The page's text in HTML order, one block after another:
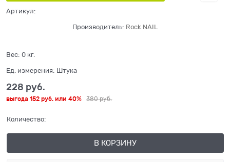
Артикул:
Производитель: Rock NAIL
Вес: 0 кг.
Ед. измерения: Штука
380 руб.
228 руб.
выгода 152 руб. или 40%
Количество:
В КОРЗИНУ